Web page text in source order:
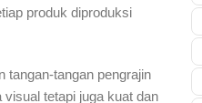
produk diproduksi
tangan-tangan pengrajin
tetapi juga kuat dan